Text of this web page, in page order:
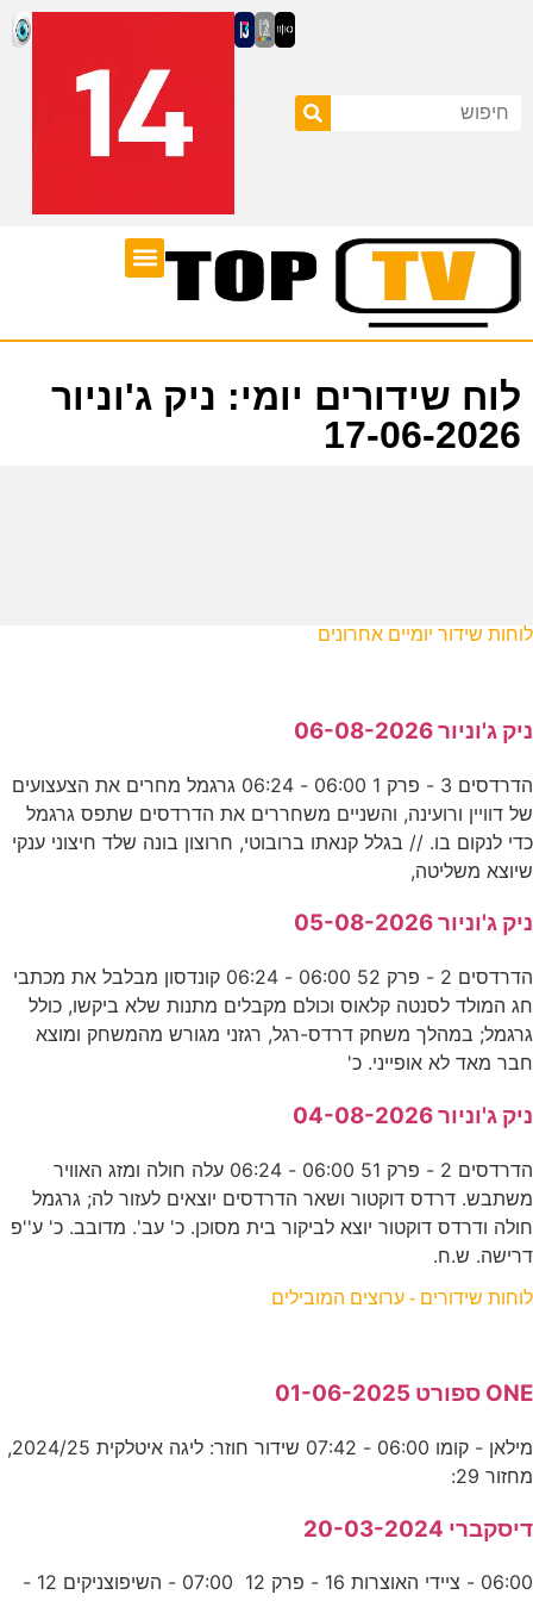
לוח שידורים יומי: ניק ג'וניור
17-06-2026
לוחות שידור יומיים אחרונים
ניק ג'וניור 06-08-2026
הדרדסים 3 - פרק 1 06:00 - 06:24 גרגמל מחרים את הצעצועים
של דוויין ורועינה, והשניים משחררים את הדרדסים שתפס גרגמל
כדי לנקום בו. // בגלל קנאתו ברובוטי, חרוצון בונה שלד חיצוני ענקי
שיוצא משליטה,
ניק ג'וניור 05-08-2026
הדרדסים 2 - פרק 52 06:00 - 06:24 קונדסון מבלבל את מכתבי
חג המולד לסנטה קלאוס וכולם מקבלים מתנות שלא ביקשו, כולל
גרגמל; במהלך משחק דרדס-רגל, רגזני מגורש מהמשחק ומוצא
חבר מאד לא אופייני. כ'
ניק ג'וניור 04-08-2026
הדרדסים 2 - פרק 51 06:00 - 06:24 עלה חולה ומזג האוויר
משתבש. דרדס דוקטור ושאר הדרדסים יוצאים לעזור לה; גרגמל
חולה ודרדס דוקטור יוצא לביקור בית מסוכן. כ' עב'. מדובב. כ' ע''פ
דרישה. ש.ח.
לוחות שידורים - ערוצים המובילים
ONE ספורט 01-06-2025
מילאן - קומו 06:00 - 07:42 שידור חוזר: ליגה איטלקית 2024/25,
מחזור 29:
דיסקברי 20-03-2024
06:00 - ציידי האוצרות 16 - פרק 12 07:00 - השיפוצניקים 12 -